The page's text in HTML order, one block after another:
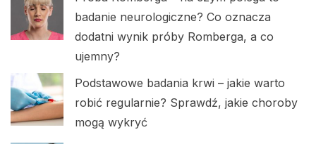
badanie neurologiczne? Co oznacza
dodatni wynik próby Romberga, a co
ujemny?
Podstawowe badania krwi – jakie warto
robić regularnie? Sprawdź, jakie choroby
mogą wykryć